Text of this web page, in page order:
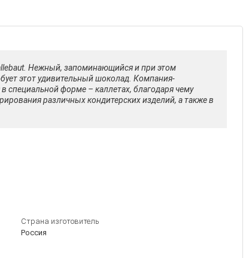
Нежный, запоминающийся и при этом
этот удивительный шоколад. Компания-
специальной форме – каллетах, благодаря чему
различных кондитерских изделий, а также в
Страна изготовитель
Россия